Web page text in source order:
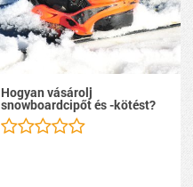
Hogyan vásárolj
snowboardcipőt és -kötést?